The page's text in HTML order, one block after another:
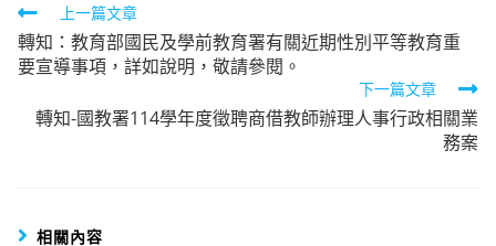
Read
more
articles
上一篇文章
轉知：教育部國民及學前教育署有關近期性別平等教育重
要宣導事項，詳如說明，敬請參閱。
下一篇文章
轉知-國教署114學年度徵聘商借教師辦理人事行政相關業
務案
相關內容